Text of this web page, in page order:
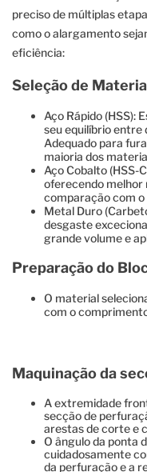
preciso de múltiplas
como o alargamento
eficiência:
Seleção de
Aço Rápido (HSS):
seu equilíbrio entre
Adequado para
maioria dos
Aço Cobalto (HSS-
oferecendo melhor
comparação com o
Metal Duro
desgaste
grande volume e
Preparação do
O material
com o
Maquinação da
A extremidade
secção de
arestas de corte e
O ângulo da ponta
cuidadosamente
da perfuração e a